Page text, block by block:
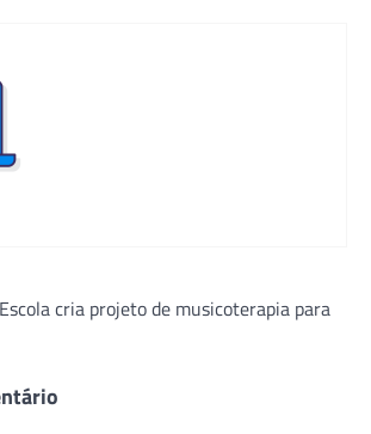
cria projeto de musicoterapia para